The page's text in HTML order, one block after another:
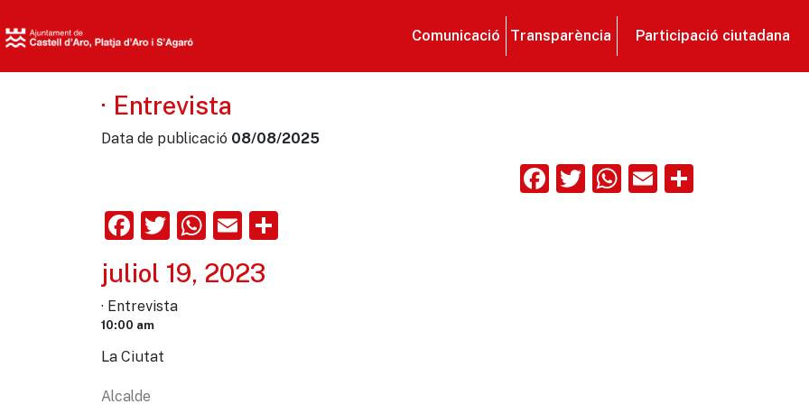
Comunicació Transparència Participació ciutadana
· Entrevista
Data de publicació 08/08/2025
Facebook
Twitter
WhatsApp
Email
Facebook
Twitter
WhatsApp
Email
juliol 19, 2023
· Entrevista
10:00 am
La Ciutat
Alcalde